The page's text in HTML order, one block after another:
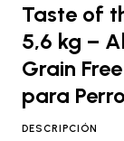
Taste of
5,6 kg –
Grain
para
DESCRIPCIÓN